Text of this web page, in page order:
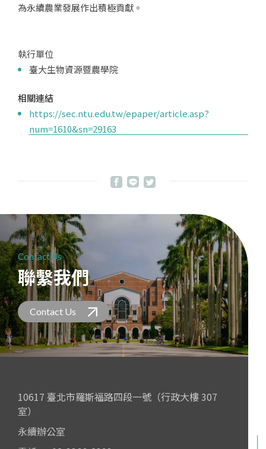
為永續農業發展作出積極貢獻。
執行單位
臺大生物資源暨農學院
相關連結
https://sec.ntu.edu.tw/epaper/article.asp?
num=1610&sn=29163
Contact Us
聯繫我們
Contact Us
10617 臺北市羅斯福路四段一號（行政大樓 307
室）
永續辦公室